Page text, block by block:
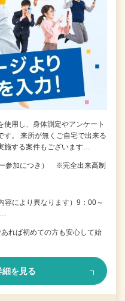
用し、身体測定やアンケート
す。 来所が無くご自宅で出来る
施する案件もございます…
参加につき） ※完全出来高制
容により異なります）9：00～
…
れば初めての方も安心して始
細を見る